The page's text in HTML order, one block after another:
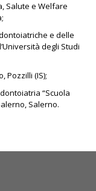
Salute e Welfare
e delle
degli Studi
Pozzilli (IS);
“Scuola
Salerno.